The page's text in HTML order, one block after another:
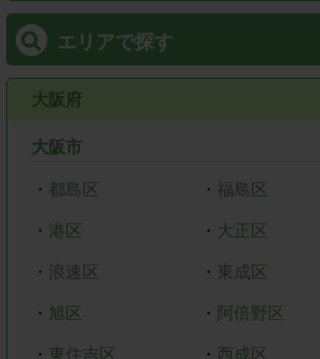
エリアで探す
大阪府
大阪市
・ 都島区 ・ 福島区
・ 港区 ・ 大正区
・ 浪速区 ・ 東成区
・ 旭区 ・ 阿倍野区
・ 東住吉区 ・ 西成区